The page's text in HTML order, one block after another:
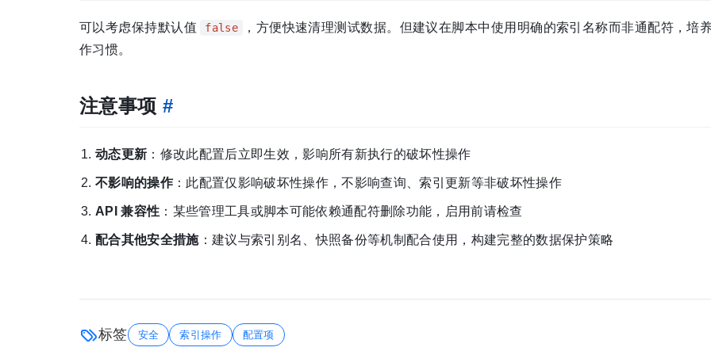
可以考虑保持默认值 false
，方便快速清理测试数据。但建议在脚本中使用明确的索引名称而非通配符，培
作习惯。
注意事项 #
动态更新 ：修改此配置后立即生效，影响所有新执行的破坏性操作
不影响的操作：此配置仅影响破坏性操作，不影响查询、索引更新等非破坏性操作
API 兼容性 ：某些管理工具或脚本可能依赖通配符删除功能，启用前请检查
配合其他安全措施：建议与索引别名、快照备份等机制配合使用，构建完整的数据保护策略
标签 安全 索引操作 配置项